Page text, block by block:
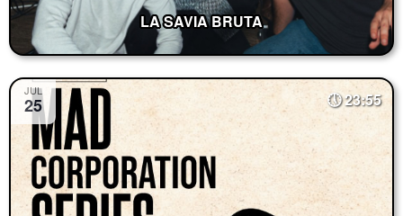
LA SAVIA BRUTA
JUL
25 23:55